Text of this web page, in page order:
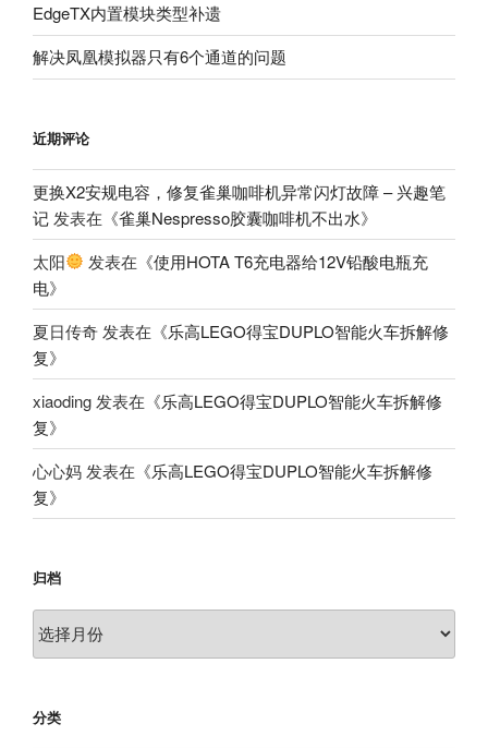
EdgeTX内置模块类型补遗
解决凤凰模拟器只有6个通道的问题
近期评论
更换X2安规电容，修复雀巢咖啡机异常闪灯故障 – 兴趣笔
记 发表在《雀巢Nespresso胶囊咖啡机不出水》
太阳
发表在《使用HOTA T6充电器给12V铅酸电瓶充
电》
夏日传奇 发表在《乐高LEGO得宝DUPLO智能火车拆解修
复》
xiaoding 发表在《乐高LEGO得宝DUPLO智能火车拆解修
复》
心心妈 发表在《乐高LEGO得宝DUPLO智能火车拆解修
复》
归档
归
档
分类